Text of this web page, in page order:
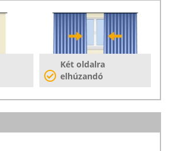
Két oldalra
elhúzandó